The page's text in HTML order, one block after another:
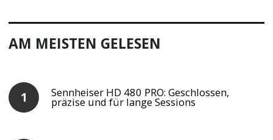
AM MEISTEN GELESEN
Sennheiser HD 480 PRO: Geschlossen,
präzise und für lange Sessions